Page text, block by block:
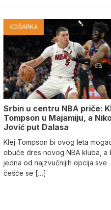
KOŠARKA
Srbin u centru NBA priče:
Tompson u Majamiju, a
Jović put Dalasa
Klej Tompson bi ovog leta
obuče dres novog NBA kluba, a
jedna od najzvučnijih opcija sve
češće se […]